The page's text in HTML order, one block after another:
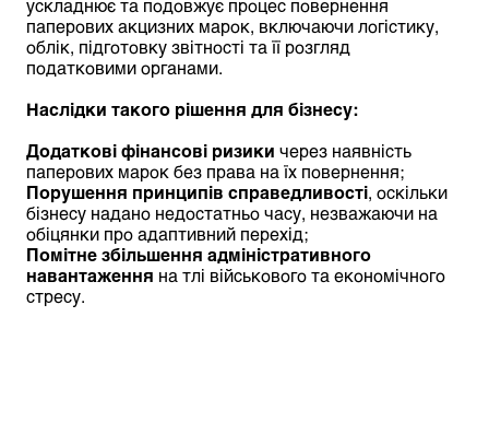
ускладнює та подовжує процес повернення
паперових акцизних марок, включаючи логістику,
облік, підготовку звітності та її розгляд
податковими органами.
Наслідки такого рішення для бізнесу:
Додаткові фінансові ризики через наявність
паперових марок без права на їх повернення;
Порушення принципів справедливості, оскільки
бізнесу надано недостатньо часу, незважаючи на
обіцянки про адаптивний перехід;
Помітне збільшення адміністративного
навантаження на тлі військового та економічного
стресу.